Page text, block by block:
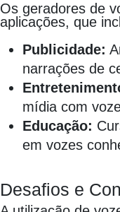
Os geradores de
aplicações, que
Publicidade:
narrações de
mídia com
Educação:
em vozes
Desafios e